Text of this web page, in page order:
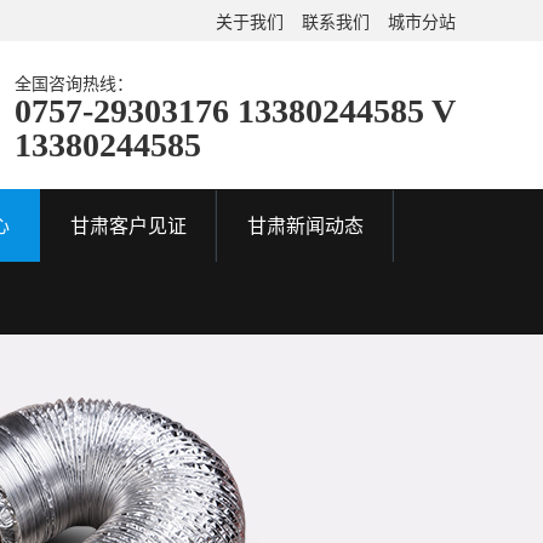
关于我们 联系我们 城市分站
全国咨询热线：
0757-29303176 13380244585 V
13380244585
甘肃客户见证 甘肃新闻动态